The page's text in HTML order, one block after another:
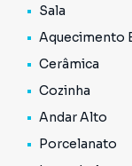
Consulte mais
Sala
Aquecimento
Cerâmica
Cozinha
Andar Alto
Porcelanato